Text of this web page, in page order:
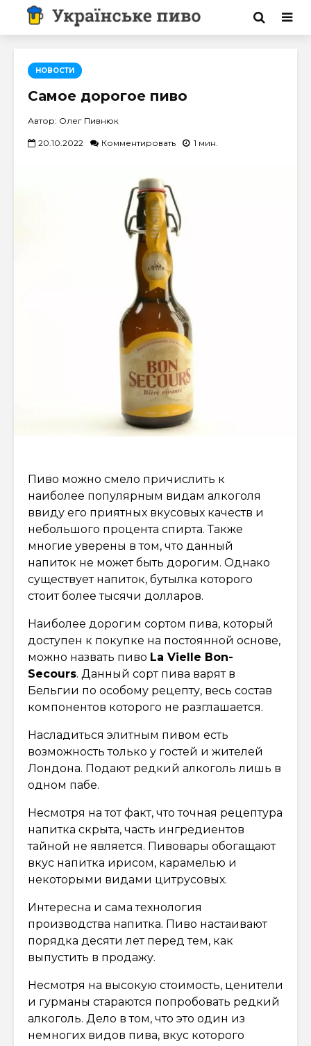
НОВОСТИ
Самое дорогое пиво
Автор: Олег Пивнюк
20.10.2022 Комментировать 1 мин.
Пиво можно смело причислить к
наиболее популярным видам алкоголя
ввиду его приятных вкусовых качеств и
небольшого процента спирта. Также
многие уверены в том, что данный
напиток не может быть дорогим. Однако
существует напиток, бутылка которого
стоит более тысячи долларов.
Наиболее дорогим сортом пива, который
доступен к покупке на постоянной основе,
можно назвать пиво La Vielle Bon-
Secours. Данный сорт пива варят в
Бельгии по особому рецепту, весь состав
компонентов которого не разглашается.
Насладиться элитным пивом есть
возможность только у гостей и жителей
Лондона. Подают редкий алкоголь лишь в
одном пабе.
Несмотря на тот факт, что точная рецептура
напитка скрыта, часть ингредиентов
тайной не является. Пивовары обогащают
вкус напитка ирисом, карамелью и
некоторыми видами цитрусовых.
Интересна и сама технология
производства напитка. Пиво настаивают
порядка десяти лет перед тем, как
выпустить в продажу.
Несмотря на высокую стоимость, ценители
и гурманы стараются попробовать редкий
алкоголь. Дело в том, что это один из
немногих видов пива, вкус которого